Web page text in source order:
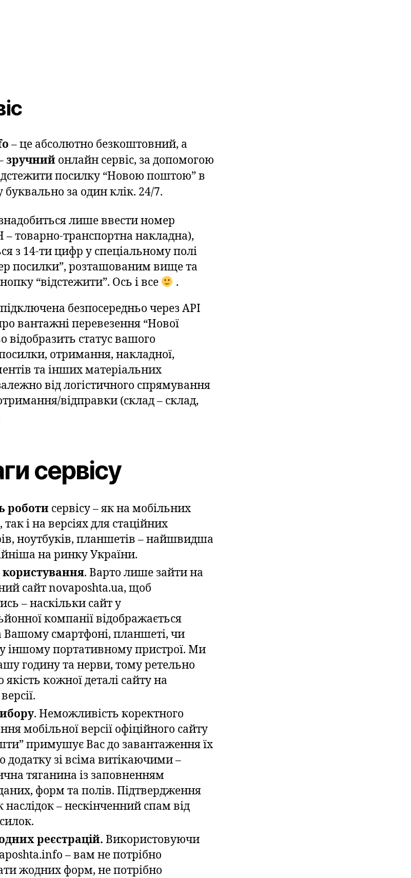
– це абсолютно безкоштовний, а
зручний онлайн сервіс, за допомогою
посилку “Новою поштою” в
за один клік. 24/7.
лише ввести номер
– товарно-транспортна накладна),
з 14-ти цифр у спеціальному полі
посилки”, розташованим вище та
“відстежити”. Ось і все
.
безпосередньо через API
вантажні перевезення “Нової
відобразить статус вашого
отримання, накладної,
та інших матеріальних
від логістичного спрямування
відправки (склад – склад,
сервісу
роботи сервісу – як на мобільних
і на версіях для стаційних
ноутбуків, планшетів – найшвидша
на ринку України.
користування. Варто лише зайти на
сайт novaposhta.ua, щоб
– наскільки сайт у
компанії відображається
Вашому смартфоні, планшеті, чи
іншому портативному пристрої. Ми
годину та нерви, тому ретельно
кожної деталі сайту на
. Неможливість коректного
мобільної версії офіційного сайту
примушує Вас до завантаження їх
додатку зі всіма витікаючими –
тяганина із заповненням
форм та полів. Підтвердження
наслідок – нескінченний спам від
реєстрацій. Використовуючи
– вам не потрібно
жодних форм, не потрібно